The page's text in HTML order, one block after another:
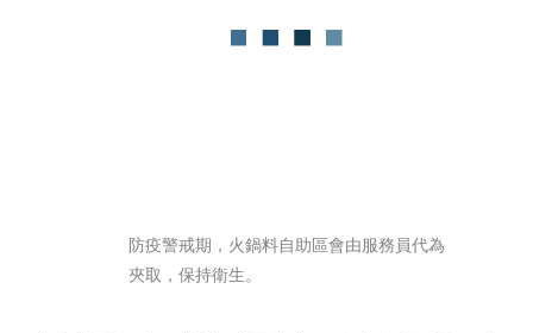
防疫警戒期，火鍋料自助區會由服務員代為
夾取，保持衛生。